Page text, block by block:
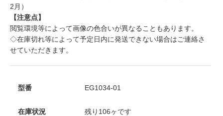
2月）
【注意点】
閲覧環境等によって画像の色合いが異なることもあります。
◇在庫切れ等によって予定日内に発送できない場合はご連絡さ
せていただきます。
型番 EG1034-01
在庫状況 残り106ヶです